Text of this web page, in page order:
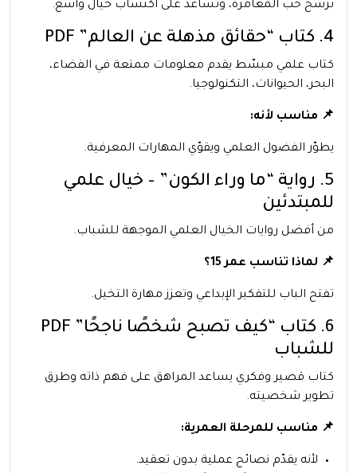
ترسّخ حب المغامرة، وتساعد على اكتساب خيال واسع.
4. كتاب “حقائق مذهلة عن العالم” PDF
كتاب علمي مبسّط يقدم معلومات ممتعة في الفضاء،
البحر، الحيوانات، التكنولوجيا.
📌 مناسب لأنه:
يطوّر الفضول العلمي ويقوّي المهارات المعرفية.
5. رواية “ما وراء الكون” – خيال علمي
للمبتدئين
من أفضل روايات الخيال العلمي الموجهة للشباب.
📌 لماذا تناسب عمر 15؟
تفتح الباب للتفكير الإبداعي وتعزز مهارة التخيل.
6. كتاب “كيف تصبح شخصًا ناجحًا” PDF
للشباب
كتاب قصير وفكري يساعد المراهق على فهم ذاته وطرق
تطوير شخصيته.
📌 مناسب للمرحلة العمرية:
لأنه يقدّم نصائح عملية بدون تعقيد.